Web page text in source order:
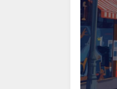
07/27
07/25
07/24
07/24